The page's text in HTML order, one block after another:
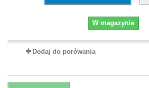
W magazynie
Dodaj do porówania